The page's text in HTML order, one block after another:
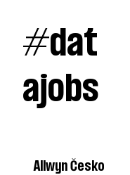
#dat
ajobs
Allwyn Česko